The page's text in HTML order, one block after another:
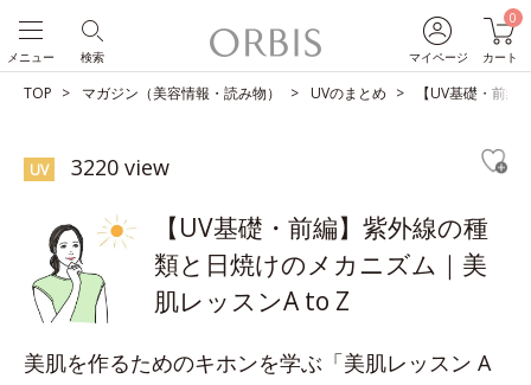
マイページ
0
カート
検索
メニュー
TOP マガジン（美容情報・読み物） UVのまとめ 【UV基礎・前
UV 3220 view
【UV基礎・前編】紫外線の種
類と日焼けのメカニズム｜美
肌レッスンA to Z
美肌を作るためのキホンを学ぶ「美肌レッスン A